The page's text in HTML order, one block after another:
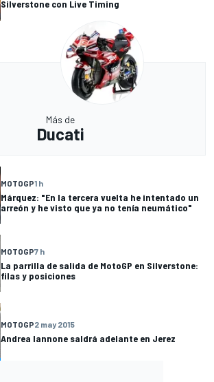
Silverstone con Live Timing
Más de
Ducati
MOTOGP1 h
Márquez: "En la tercera vuelta he intentado un
arreón y he visto que ya no tenía neumático"
MOTOGP7 h
La parrilla de salida de MotoGP en Silverstone:
filas y posiciones
MOTOGP2 may 2015
Andrea Iannone saldrá adelante en Jerez